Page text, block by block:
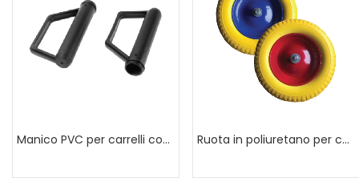
Manico PVC per carrelli con protezione Ruota in poliuretano per carriola